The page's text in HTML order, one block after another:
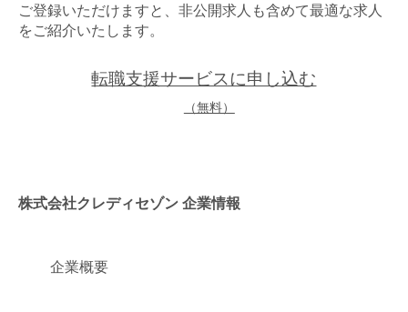
ご登録いただけますと、非公開求人も含めて最適な求人
をご紹介いたします。
転職支援サービスに申し込む
（無料）
株式会社クレディセゾン 企業情報
企業概要